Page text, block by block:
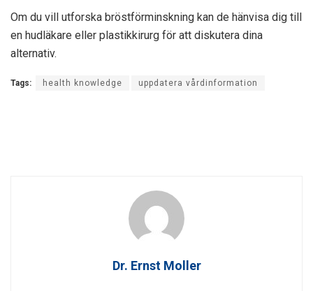
Om du vill utforska bröstförminskning kan de hänvisa dig till
en hudläkare eller plastikkirurg för att diskutera dina
alternativ.
Tags: health knowledge uppdatera vårdinformation
Dr. Ernst Moller